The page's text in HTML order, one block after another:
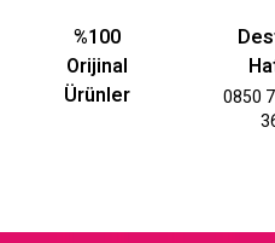
%100
Orijinal
Ürünler
0850